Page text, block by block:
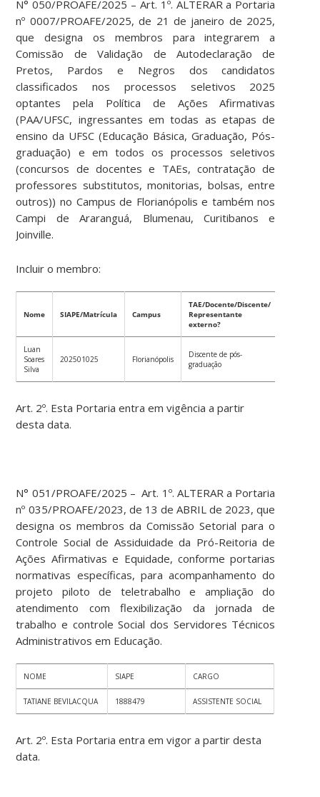
N° 050/PROAFE/2025 – Art. 1º. ALTERAR a Portaria
nº 0007/PROAFE/2025, de 21 de janeiro de 2025,
que designa os membros para integrarem a
Comissão de Validação de Autodeclaração de
Pretos, Pardos e Negros dos candidatos
classificados nos processos seletivos 2025
optantes pela Política de Ações Afirmativas
(PAA/UFSC, ingressantes em todas as etapas de
ensino da UFSC (Educação Básica, Graduação, Pós-
graduação) e em todos os processos seletivos
(concursos de docentes e TAEs, contratação de
professores substitutos, monitorias, bolsas, entre
outros)) no Campus de Florianópolis e também nos
Campi de Araranguá, Blumenau, Curitibanos e
Joinville.
Incluir o membro:
Nome SIAPE/Matrícula Campus
TAE/Docente/Discente/
Representante
externo?
Luan
Soares
Silva
202501025 Florianópolis
Discente de pós-
graduação
Art. 2º. Esta Portaria entra em vigência a partir
desta data.
N° 051/PROAFE/2025 – Art. 1º. ALTERAR a Portaria
nº 035/PROAFE/2023, de 13 de ABRIL de 2023, que
designa os membros da Comissão Setorial para o
Controle Social de Assiduidade da Pró-Reitoria de
Ações Afirmativas e Equidade, conforme portarias
normativas específicas, para acompanhamento do
projeto piloto de teletrabalho e ampliação do
atendimento com flexibilização da jornada de
trabalho e controle Social dos Servidores Técnicos
Administrativos em Educação.
NOME SIAPE CARGO
TATIANE BEVILACQUA 1888479 ASSISTENTE SOCIAL
Art. 2º. Esta Portaria entra em vigor a partir desta
data.